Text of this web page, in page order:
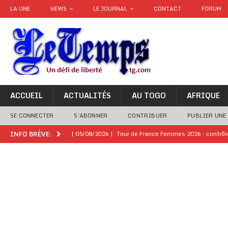
LA UNE NEWS LE JOURNAL CONTACT FORUM
ACCUEIL ACTUALITÉS AU TOGO AFRIQUE
SE CONNECTER S’ABONNER CONTRIBUER PUBLIER UNE
INFO BRÈVE: [ 05/08/2026 ] Tour de France Femmes 2026 :